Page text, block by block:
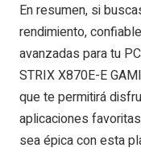
En resumen, si
rendimiento,
avanzadas para tu
STRIX X870E-E
que te permitirá
aplicaciones
sea épica con esta